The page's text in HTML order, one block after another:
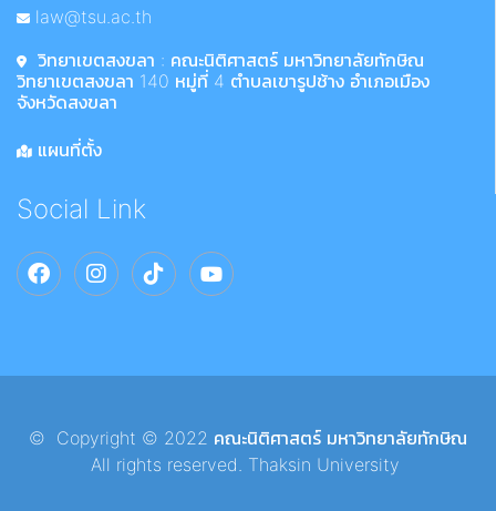
law@tsu.ac.th
วิทยาเขตสงขลา : คณะนิติศาสตร์ มหาวิทยาลัยทักษิณ
วิทยาเขตสงขลา 140 หมู่ที่ 4 ตำบลเขารูปช้าง อำเภอเมือง
จังหวัดสงขลา
แผนที่ตั้ง
Social Link
© Copyright © 2022 คณะนิติศาสตร์ มหาวิทยาลัยทักษิณ
All rights reserved. Thaksin University